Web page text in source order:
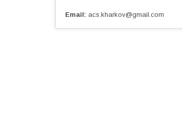
Email acs.kharkov@gmail.com